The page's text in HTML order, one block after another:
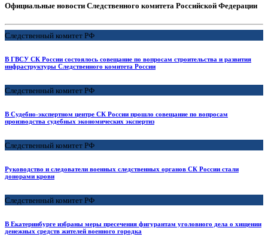
Официальные новости Следственного комитета Российской Федерации
Следственный комитет РФ
В ГВСУ СК России состоялось совещание по вопросам строительства и развития
инфраструктуры Следственного комитета России
Следственный комитет РФ
В Судебно-экспертном центре СК России прошло совещание по вопросам
производства судебных экономических экспертиз
Следственный комитет РФ
Руководство и следователи военных следственных органов СК России стали
донорами крови
Следственный комитет РФ
В Екатеринбурге избраны меры пресечения фигурантам уголовного дела о хищении
денежных средств жителей военного городка